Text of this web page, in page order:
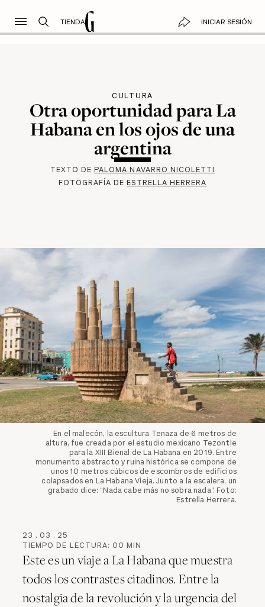
TIENDA INICIAR SESIÓN
CULTURA
Otra oportunidad para La
Habana en los ojos de una
argentina
TEXTO DEPALOMA NAVARRO NICOLETTI
FOTOGRAFÍA DEESTRELLA HERRERA
En el malecón, la escultura Tenaza de 6 metros de
altura, fue creada por el estudio mexicano Tezontle
para la XIII Bienal de La Habana en 2019. Entre
monumento abstracto y ruina histórica se compone de
unos 10 metros cúbicos de escombros de edificios
colapsados en La Habana Vieja. Junto a la escalera, un
grabado dice: “Nada cabe más no sobra nada”. Foto:
Estrella Herrera.
23 . 03 . 25
TIEMPO DE LECTURA: 00 MIN
Este es un viaje a La Habana que muestra
todos los contrastes citadinos. Entre la
nostalgia de la revolución y la urgencia del